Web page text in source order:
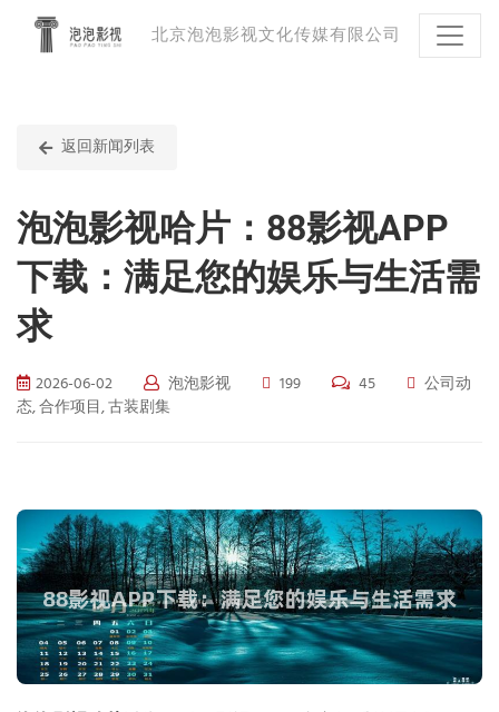
北京泡泡影视文化传媒有限公司
返回新闻列表
泡泡影视哈片：88影视APP
下载：满足您的娱乐与生活需
求
2026-06-02 泡泡影视 199 45
公司动
态, 合作项目, 古装剧集